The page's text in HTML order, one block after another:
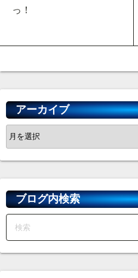
っ！
アーカイブ
ア
ー
カ
イ
ブブログ内検索